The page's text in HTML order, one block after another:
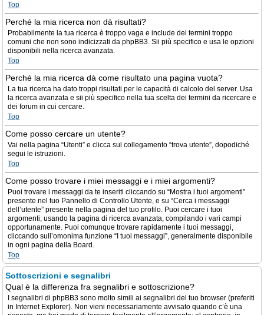
Top
Perché la mia ricerca non dà risultati?
Probabilmente la tua ricerca è troppo vaga e include dei termini troppo
comuni che non sono indicizzati da phpBB3. Sii più specifico e usa le opzioni
disponibili nella ricerca avanzata.
Top
Perché la mia ricerca dà come risultato una pagina vuota?
La tua ricerca ha dato troppi risultati per le capacità di calcolo del server. Usa
la ricerca avanzata e sii più specifico nella tua scelta dei termini da ricercare e
dei forum in cui cercare.
Top
Come posso cercare un utente?
Vai nella pagina “Utenti” e clicca sul collegamento “trova utente”, dopodiché
segui le istruzioni.
Top
Come posso trovare i miei messaggi e i miei argomenti?
Puoi trovare i messaggi da te inseriti cliccando su “Mostra i tuoi argomenti”
presente nel tuo Pannello di Controllo Utente, e su “Cerca i messaggi
dell’utente” presente nella pagina del tuo profilo. Puoi cercare i tuoi
argomenti, usando la pagina di ricerca avanzata, compilando i vari campi
opportunamente. Puoi comunque trovare rapidamente i tuoi messaggi,
cliccando sull’omonima funzione “I tuoi messaggi”, generalmente disponibile
in ogni pagina della Board.
Top
Sottoscrizioni e segnalibri
Qual è la differenza fra segnalibri e sottoscrizione?
I segnalibri di phpBB3 sono molto simili ai segnalibri del tuo browser (preferiti
in Internet Explorer). Non vieni necessariamente avvisato quando c’è una